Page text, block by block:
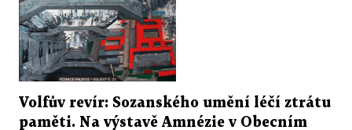
Volfův revír: Sozanského umění léčí ztrátu
paměti. Na výstavě Amnézie v Obecním